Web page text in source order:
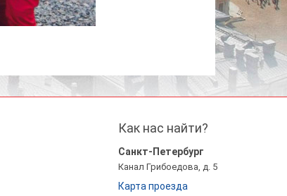
Как нас найти?
Санкт-Петербург
Канал Грибоедова, д. 5
Карта проезда